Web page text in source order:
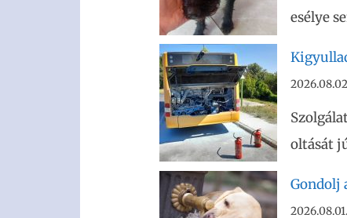
esélye
oltását
Gondolj
2026.08.01.